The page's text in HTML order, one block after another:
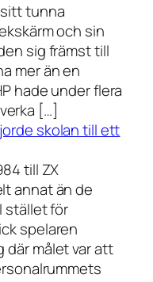
tunna
och sin
sig främst till
mer än en
hade under flera
[…]
skolan till ett
till ZX
annat än de
stället för
spelaren
där målet var att